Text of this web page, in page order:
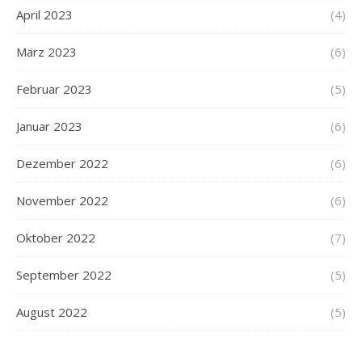
April 2023 (4)
März 2023 (6)
Februar 2023 (5)
Januar 2023 (6)
Dezember 2022 (6)
November 2022 (6)
Oktober 2022 (7)
September 2022 (5)
August 2022 (5)